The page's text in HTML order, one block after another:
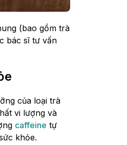
(bao gồm trà
bác sĩ tư vấn
của loại trà
vi lượng và
caffeine tự
khỏe.